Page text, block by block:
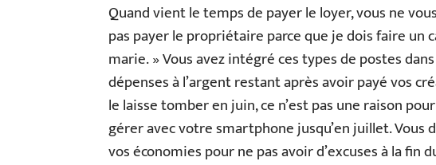
Quand vient le temps de payer le loyer, vous ne
pas payer le propriétaire parce que je dois faire un
marie. » Vous avez intégré ces types de postes
dépenses à l’argent restant après avoir payé vos
le laisse tomber en juin, ce n’est pas une raison
gérer avec votre smartphone jusqu’en juillet. Vous
vos économies pour ne pas avoir d’excuses à la fin